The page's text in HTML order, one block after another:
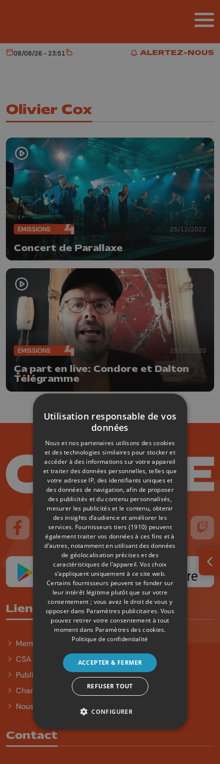
ALERTEZ-NOUS
ALERTEZ-NOUS
Aujourd'hui
08/08/26 - 23:51 Météo
Olivier Cox
ÉMISSIONS 25/12/2022
Concert de Parallaxe
ÉMISSIONS 29/05/2020
Ça part en live: Condore et Dalton
Télégramme
Suivez-nous sur FaceBook
Suivez-nous sur Instagram
Suivez-nous sur TikTok
Suivez-nous sur YouTube
Suivez-nous
Liens utiles
Mentions légales
CSA
Publicité
Charte sur l'égalité et la diversité
Nous contacter
Contact
Utilisation responsable de vos
données
Nous et nos partenaires utilisons des cookies
et des technologies similaires pour stocker et
accéder à des informations sur votre appareil
et traiter des données personnelles, telles que
votre adresse IP, des identifiants uniques et
des données de navigation, afin de proposer
des publicités et du contenu personnalisés,
mesurer les publicités et le contenu, obtenir
des insights d’audience et améliorer les
services. Fournisseurs tiers (1910) peuvent
également traiter vos données à ces fins et à
d’autres, notamment en utilisant des données
de géolocalisation précises et des
caractéristiques de l’appareil. Vos choix
s’appliquent uniquement à ce site web.
Certains fournisseurs peuvent se fonder sur
leur intérêt légitime plutôt que sur votre
consentement ; vous avez le droit de vous y
opposer dans Paramètres publicitaires. Vous
pouvez retirer votre consentement à tout
moment dans Paramètres des cookies.
Politique de confidentialité
ACCEPTER & FERMER
REFUSER TOUT
CONFIGURER